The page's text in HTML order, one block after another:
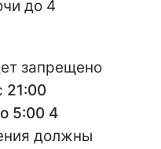
до 4
запрещено
21:00
5:00 4
должны